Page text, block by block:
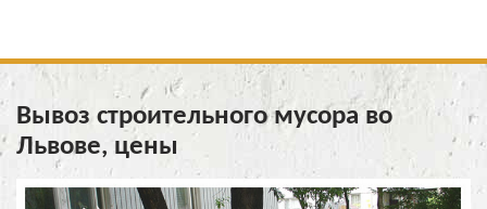
Вывоз строительного мусора во
Львове, цены